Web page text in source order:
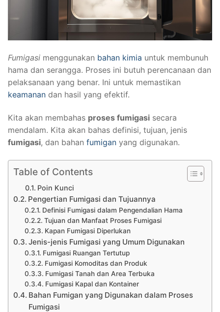
Fumigasi menggunakan bahan kimia untuk membunuh
hama dan serangga. Proses ini butuh perencanaan dan
pelaksanaan yang benar. Ini untuk memastikan
keamanan dan hasil yang efektif.
Kita akan membahas proses fumigasi secara
mendalam. Kita akan bahas definisi, tujuan, jenis
fumigasi, dan bahan fumigan yang digunakan.
Table of Contents
Poin Kunci
Pengertian Fumigasi dan Tujuannya
Definisi Fumigasi dalam Pengendalian Hama
Tujuan dan Manfaat Proses Fumigasi
Kapan Fumigasi Diperlukan
Jenis-jenis Fumigasi yang Umum Digunakan
Fumigasi Ruangan Tertutup
Fumigasi Komoditas dan Produk
Fumigasi Tanah dan Area Terbuka
Fumigasi Kapal dan Kontainer
Bahan Fumigan yang Digunakan dalam Proses
Fumigasi